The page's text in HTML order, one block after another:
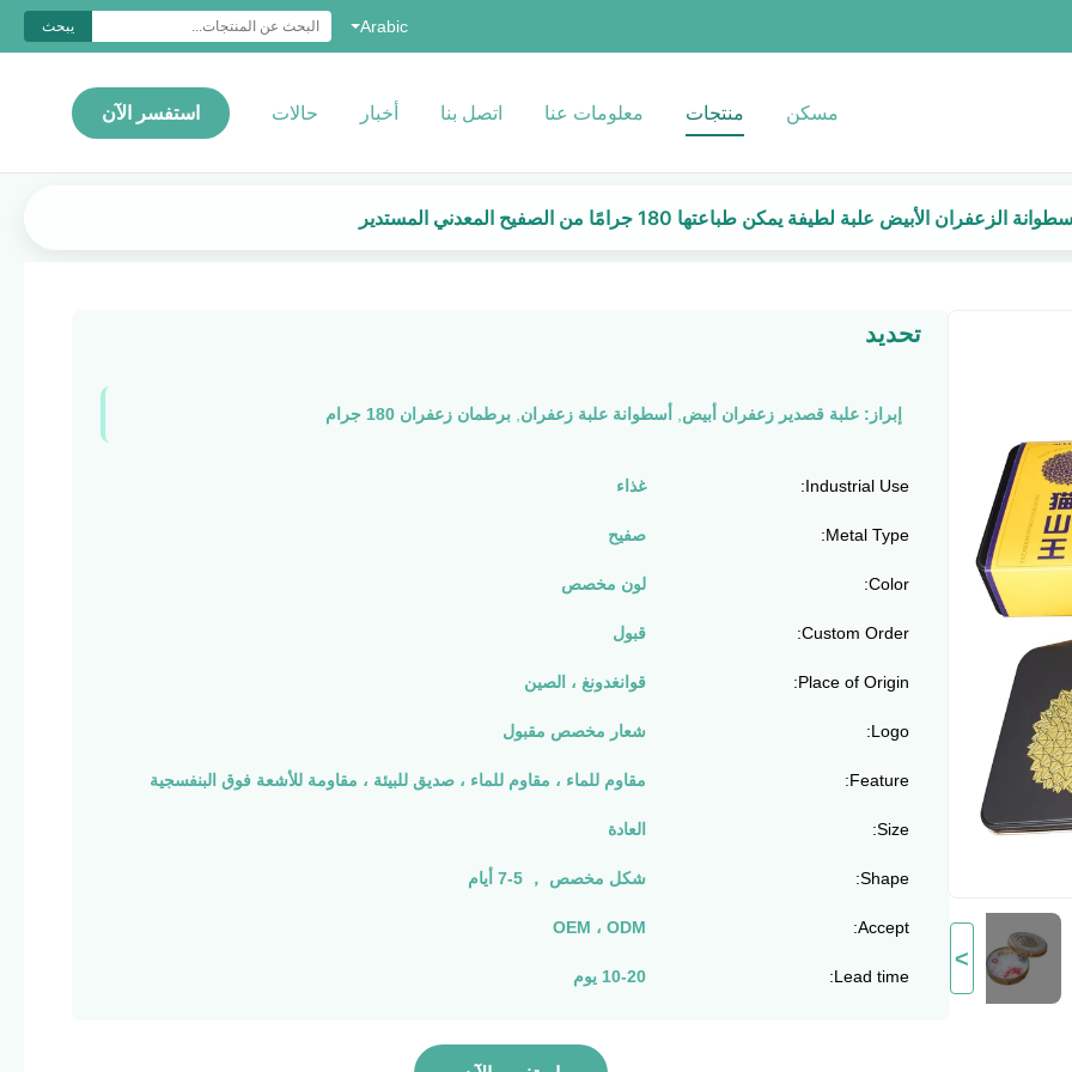
Arabic يبحث
مسكن منتجات معلومات عنا اتصل بنا أخبار حالات استفسر الآن
الزعفران الأبيض علبة لطيفة يمكن طباعتها 180 جرامًا من الصفيح المعدني المستدير
>
تحديد
إبراز: علبة قصدير زعفران أبيض أسطوانة علبة زعفران برطمان زعفران 180 جرام
Industrial Use: غذاء
Metal Type: صفيح
Color: لون مخصص
Custom Order: قبول
Place of Origin: قوانغدونغ ، الصين
Logo: شعار مخصص مقبول
Feature: مقاوم للماء ، مقاوم للماء ، صديق للبيئة ، مقاومة للأشعة فوق البنفسجية
Size: العادة
Shape: شكل مخصص ， 5-7 أيام
Accept: OEM ، ODM
Lead time: 10-20 يوم